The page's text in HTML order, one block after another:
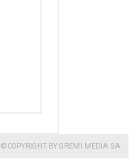
© COPYRIGHT BY GREMI MEDIA SA